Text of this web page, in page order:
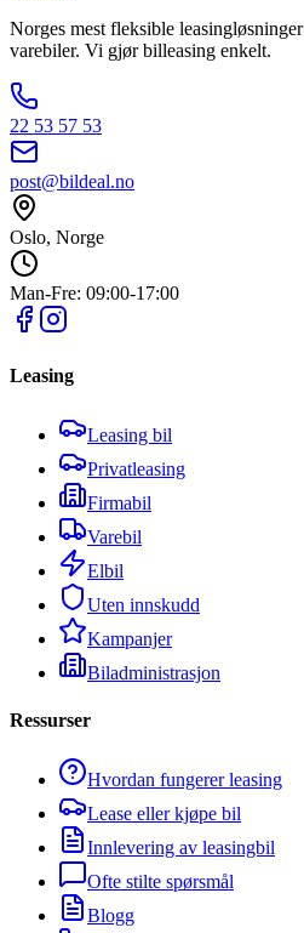
Norges mest fleksible
varebiler. Vi gjør billeasing enkelt.
22 53 57 53
post@bildeal.no
Oslo, Norge
Man-Fre: 09:00-17:00
Leasing
Leasing bil
Privatleasing
Firmabil
Varebil
Elbil
Uten innskudd
Kampanjer
Biladministrasjon
Ressurser
Hvordan fungerer leasing
Lease eller kjøpe bil
Innlevering av leasingbil
Ofte stilte spørsmål
Blogg